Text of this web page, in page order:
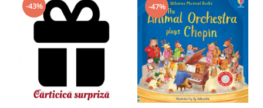
-43% -47%